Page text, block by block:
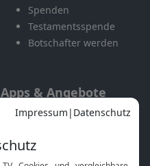
Spenden
Testamentsspende
Botschafter werden
Apps & Angebote
Mobile App